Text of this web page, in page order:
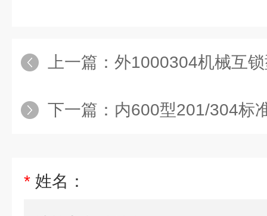
上一篇： 外1000304机械互
下一篇： 内600型201/304标
* 姓名：